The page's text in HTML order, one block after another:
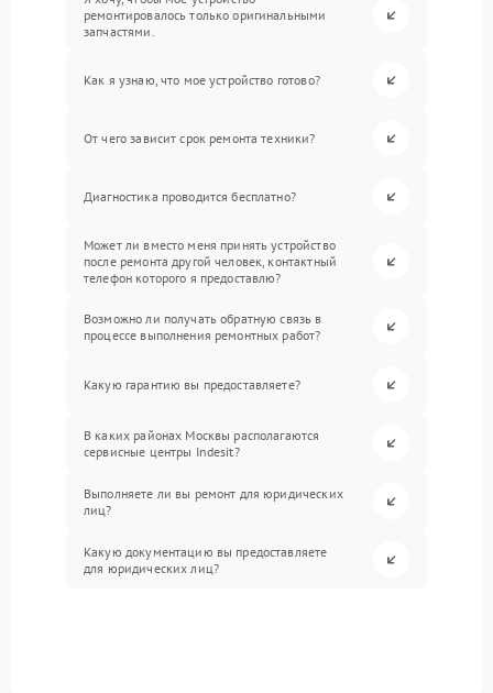
ремонтировалось только оригинальными
запчастями.
Как я узнаю, что мое устройство готово?
От чего зависит срок ремонта техники?
Диагностика проводится бесплатно?
Может ли вместо меня принять устройство
после ремонта другой человек, контактный
телефон которого я предоставлю?
Возможно ли получать обратную связь в
процессе выполнения ремонтных работ?
Какую гарантию вы предоставляете?
В каких районах Москвы располагаются
сервисные центры Indesit?
Выполняете ли вы ремонт для юридических
лиц?
Какую документацию вы предоставляете
для юридических лиц?